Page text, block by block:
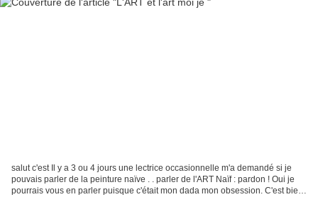
salut c'est Il y a 3 ou 4 jours une lectrice occasionnelle m'a demandé si je
pouvais parler de la peinture naïve . . parler de l'ART Naïf : pardon ! Oui je
pourrais vous en parler puisque c'était mon dada mon obsession. C'est bien